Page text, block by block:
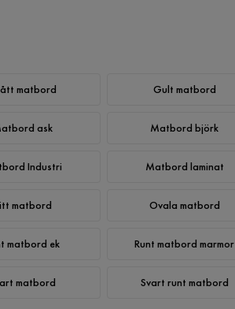
matbord Gult matbord
ask Matbord björk
Industri Matbord laminat
matbord Ovala matbord
matbord ek Runt matbord marmor
matbord Svart runt matbord